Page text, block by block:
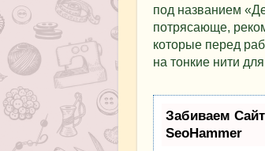
под названием
потрясающе,
которые перед
на тонкие нити
Забиваем
SeoHammer